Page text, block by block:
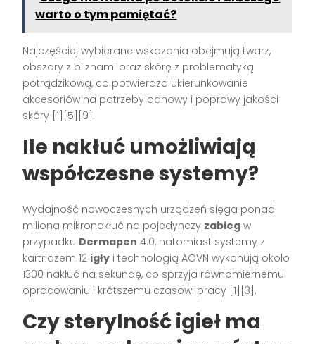
warto o tym pamiętać?
Najczęściej wybierane wskazania obejmują twarz,
obszary z bliznami oraz skórę z problematyką
potrądzikową, co potwierdza ukierunkowanie
akcesoriów na potrzeby odnowy i poprawy jakości
skóry [1][5][9].
Ile nakłuć umożliwiają
współczesne systemy?
Wydajność nowoczesnych urządzeń sięga ponad
miliona mikronakłuć na pojedynczy zabieg w
przypadku Dermapen 4.0, natomiast systemy z
kartridżem 12 igły i technologią AOVN wykonują około
1300 nakłuć na sekundę, co sprzyja równomiernemu
opracowaniu i krótszemu czasowi pracy [1][3].
Czy sterylność igieł ma